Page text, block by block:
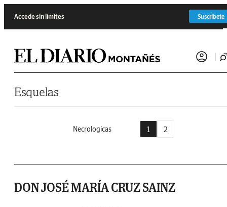
Accede sin límites Suscríbete
Esquelas
Necrologicas 1 2
DON JOSÉ MARÍA CRUZ SAINZ